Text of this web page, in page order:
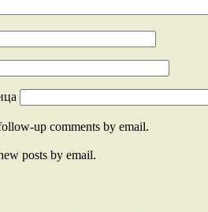
up comments by email.
posts by email.